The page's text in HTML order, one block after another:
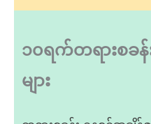
၁၀ရက်တရားစခန်
များ